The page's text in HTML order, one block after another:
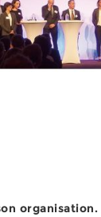
organisation.